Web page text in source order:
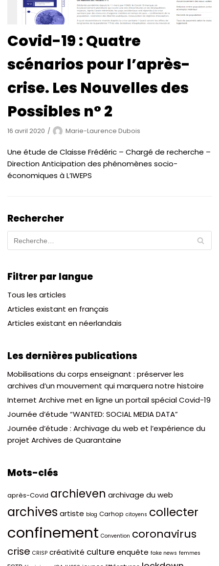
Covid-19 : Quatre
scénarios pour l’après-
crise. Les Nouvelles des
Possibles n° 2
16 avril 2020 Marie-Laurence Dubois
Une étude de Claisse Frédéric – Chargé de recherche –
Direction Anticipation des phénomènes socio-
économiques à L’IWEPS
Rechercher
Filtrer par langue
Tous les articles
Articles existant en français
Articles existant en néerlandais
Les dernières publications
Mobilisations du corps enseignant : préserver les
archives d’un mouvement qui marquera notre histoire
Internet Archive met en ligne un portail spécial Covid-19
Journée d’étude “WANTED: SOCIAL MEDIA DATA”
Journée d’étude : Archivage du web et l’expérience du
projet Archives de Quarantaine
Mots-clés
après-Covid archieven archivage du web
archives artiste blog Carhop citoyens collecter
confinement Convention coronavirus
crise CRISP créativité culture enquête fake news femmes